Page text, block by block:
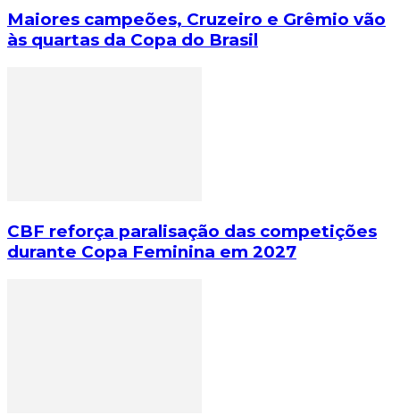
Maiores campeões, Cruzeiro e Grêmio vão
às quartas da Copa do Brasil
CBF reforça paralisação das competições
durante Copa Feminina em 2027